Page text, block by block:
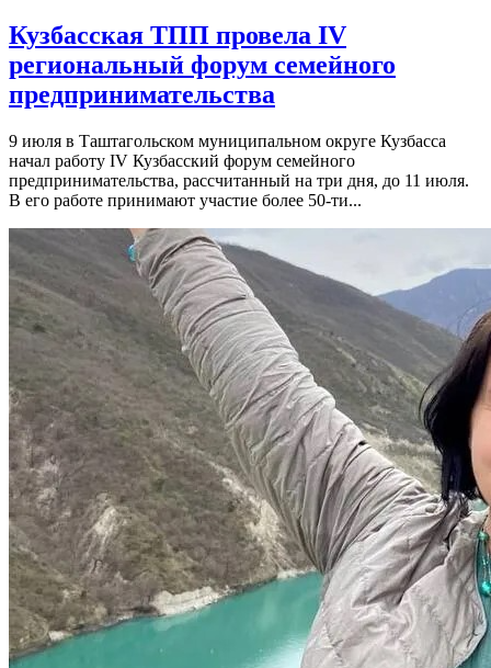
Кузбасская ТПП провела IV
региональный форум семейного
предпринимательства
9 июля в Таштагольском муниципальном округе Кузбасса
начал работу IV Кузбасский форум семейного
предпринимательства, рассчитанный на три дня, до 11 июля.
В его работе принимают участие более 50-ти...